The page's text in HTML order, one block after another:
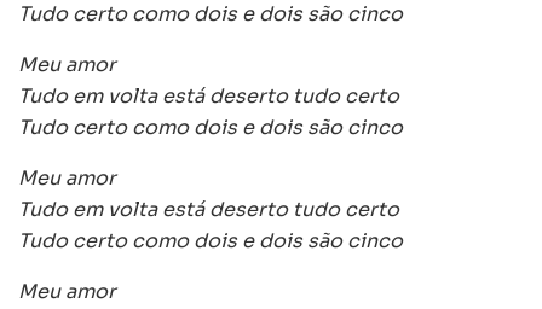
Tudo certo como dois e dois são cinco
Meu amor
Tudo em volta está deserto tudo certo
Tudo certo como dois e dois são cinco
Meu amor
Tudo em volta está deserto tudo certo
Tudo certo como dois e dois são cinco
Meu amor